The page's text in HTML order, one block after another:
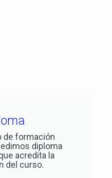
de formación
diploma
acredita la
del curso.